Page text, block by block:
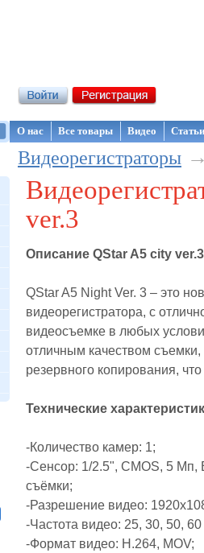
О нас Все товары Видео
Видеорегистраторы
ver.3
Описание QStar A5 city
QStar A5 Night Ver. 3 – это
видеорегистратора, с
видеосъемке в любых
отличным качеством
резервного копирования,
Технические
-Количество камер: 1;
-Сенсор: 1/2.5", CMOS, 5 Мп,
съёмки;
-Разрешение видео:
-Частота видео: 25, 30, 50, 60
-Формат видео: H.264, MOV;